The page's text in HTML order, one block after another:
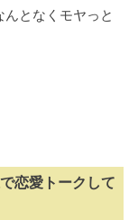
となくモヤっと
恋愛トークして